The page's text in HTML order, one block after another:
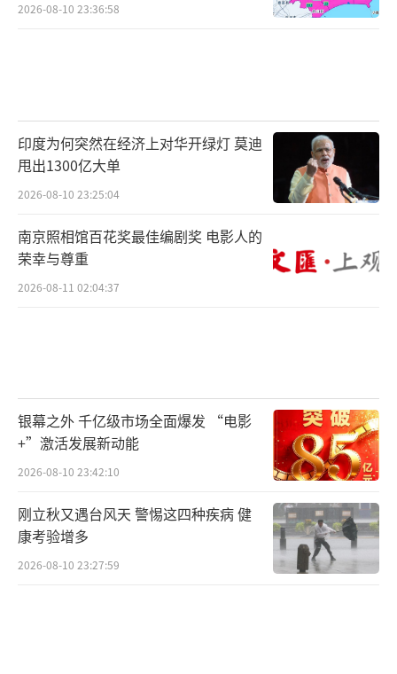
2026-08-10 23:36:58
印度为何突然在经济上对华开绿灯 莫迪
甩出1300亿大单
2026-08-10 23:25:04
南京照相馆百花奖最佳编剧奖 电影人的
荣幸与尊重
2026-08-11 02:04:37
银幕之外 千亿级市场全面爆发 “电影
+”激活发展新动能
2026-08-10 23:42:10
刚立秋又遇台风天 警惕这四种疾病 健
康考验增多
2026-08-10 23:27:59